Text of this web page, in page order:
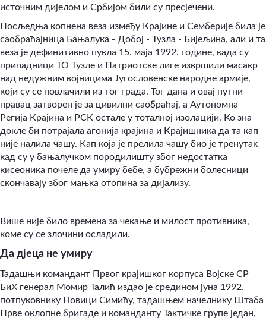
источним дијелом и Србијом били су пресјечени.
Посљедња копнена веза између Крајине и Семберије била је
саобраћајница Бањалука - Добој - Тузла - Бијељина, али и та
веза је дефинитивно пукла 15. маја 1992. године, када су
припадници ТО Тузле и Патриотске лиге извршили масакр
над недужним војницима Југословенске народне армије,
који су се повлачили из тог града. Тог дана и овај путни
правац затворен је за цивилни саобраћај, а Аутономна
Регија Крајина и РСК остале у тоталној изолацији. Ко зна
докле би потрајала агонија крајина и Крајишника да та кап
није налила чашу. Кап која је прелила чашу био је тренутак
кад су у бањалучком породилишту због недостатка
кисеоника почеле да умиру бебе, а бубрежни болесници
скончавају због мањка отопина за дијализу.
Више није било времена за чекање и милост противника,
коме су се злочини осладили.
Да дјеца не умиру
Тадашњи командант Првог крајишког корпуса Војске СР
БиХ генерал Момир Талић издао је средином јуна 1992.
потпуковнику Новици Симићу, тадашњем начелнику Штаба
Прве оклопне бригаде и команданту Тактичке групе један,